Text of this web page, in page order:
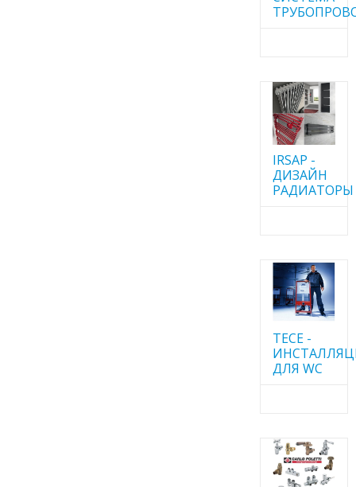
IRSAP -
ДИЗАЙН
РАДИАТОРЫ
TECE -
ДЛЯ WC